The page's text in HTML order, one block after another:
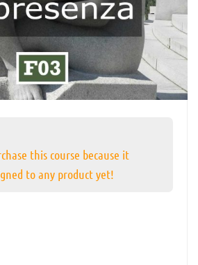
this course because it
to any product yet!